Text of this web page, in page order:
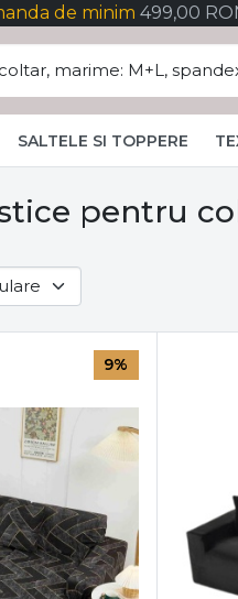
de minim 499,00
SALTELE SI TOPPERE
pentru
9%